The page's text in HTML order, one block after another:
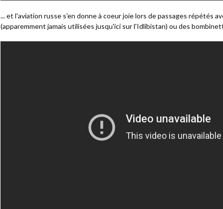
... et l'aviation russe s'en donne à coeur joie lors de passages répétés
(apparemment jamais utilisées jusqu'ici sur l'Idlibistan) ou des